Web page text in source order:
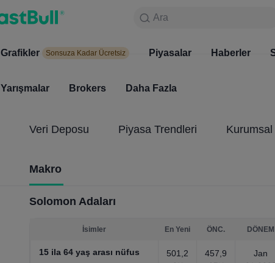
Ara
Grafikler Sonsuza Kadar Ücretsiz Piyasalar
Yarışmalar
Ara
Ürünler
Grafikler Sonsuza Kadar Ücretsiz Piyasalar Haberler
Yarışmalar Brokers Daha Fazla
Veri Deposu Piyasa Trendleri
Makro
Solomon Adaları
İsimler En Yeni ÖNC. DÖNEM
15 ila 64 yaş arası nüfus
501,2
457,9
Jan